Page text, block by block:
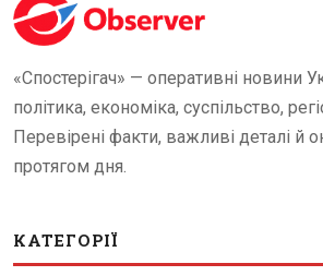
«Спостерігач» — оперативні новини
політика, економіка, суспільство,
Перевірені факти, важливі деталі й
протягом дня.
КАТЕГОРІЇ